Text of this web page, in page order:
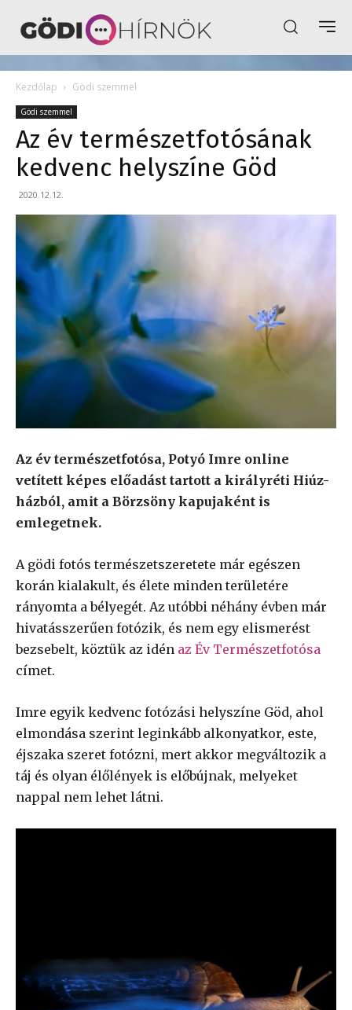
Kezdőlap Gödi szemmel
Gödi szemmel
Az év természetfotósának
kedvenc helyszíne Göd
2020.12.12.
Az év természetfotósa, Potyó Imre online
vetített képes előadást tartott a királyréti Hiúz-
házból, amit a Börzsöny kapujaként is
emlegetnek.
A gödi fotós természetszeretete már egészen
korán kialakult, és élete minden területére
rányomta a bélyegét. Az utóbbi néhány évben már
hivatásszerűen fotózik, és nem egy elismerést
bezsebelt, köztük az idén az Év Természetfotósa
címet.
Imre egyik kedvenc fotózási helyszíne Göd, ahol
elmondása szerint leginkább alkonyatkor, este,
éjszaka szeret fotózni, mert akkor megváltozik a
táj és olyan élőlények is előbújnak, melyeket
nappal nem lehet látni.